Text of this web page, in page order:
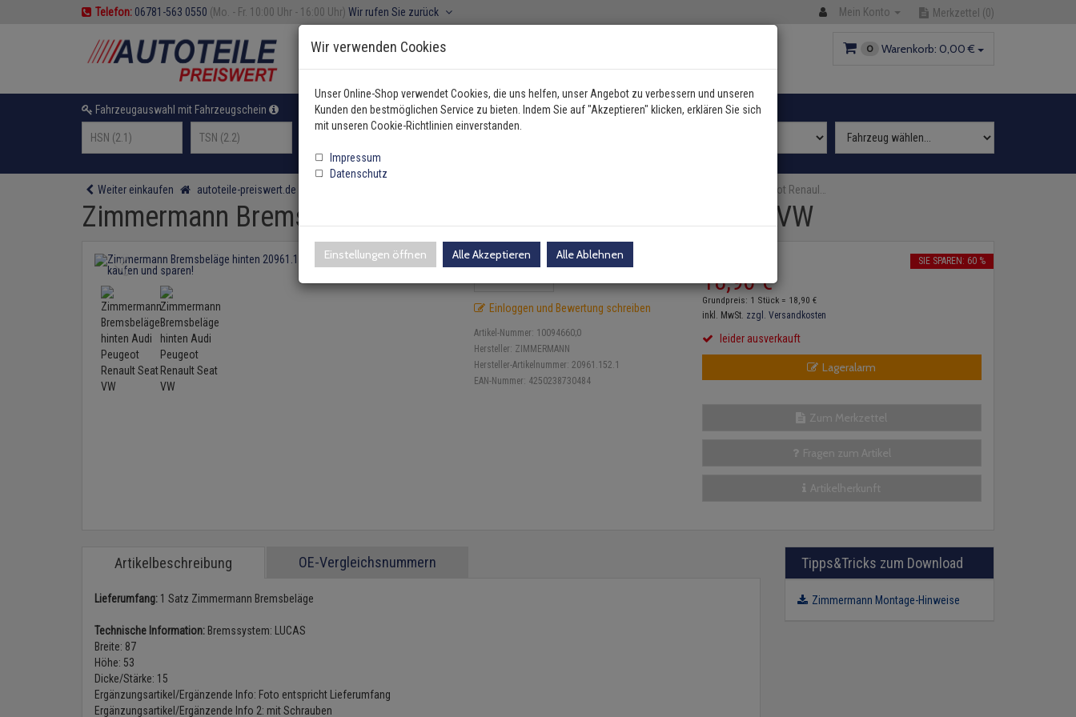
Telefon: 06781-563 0550 (Mo. - Fr. 10:00 Uhr - 16:00 Uhr) Wir rufen Sie zurück Mein Konto Merkzettel (0)
0 Warenkorb: 0,00 €
Fahrzeugauswahl mit Fahrzeugschein oder Fahrzeugtyp manuell wählen
Weiter einkaufen autoteile-preiswert.de Zimmermann Bremsbeläge hinten Audi Peugeot Renaul…
Zimmermann Bremsbeläge hinten Audi Peugeot Renault Seat VW
Einloggen und Bewertung schreiben
Artikel-Nummer: 10094660;0
Hersteller: ZIMMERMANN
Hersteller-Artikelnummer:20961.152.1
EAN-Nummer: 4250238730484
18,90 €
SIE SPAREN: 60 %
Grundpreis: 1 Stück = 18,90 €
inkl. MwSt. zzgl. Versandkosten
leider ausverkauft
Lageralarm
Zum Merkzettel
Fragen zum Artikel
Artikelherkunft
Artikelbeschreibung OE-Vergleichsnummern
Lieferumfang: 1 Satz Zimmermann Bremsbeläge
Technische Information: Bremssystem: LUCAS
Breite: 87
Höhe: 53
Dicke/Stärke: 15
Ergänzungsartikel/Ergänzende Info: Foto entspricht Lieferumfang
Ergänzungsartikel/Ergänzende Info 2: mit Schrauben
Tipps&Tricks zum Download
Zimmermann Montage-Hinweise
Wir verwenden Cookies
Unser Online-Shop verwendet Cookies, die uns helfen, unser Angebot zu verbessern und unseren
Kunden den bestmöglichen Service zu bieten. Indem Sie auf "Akzeptieren" klicken, erklären Sie sich
mit unseren Cookie-Richtlinien einverstanden.
Impressum
Datenschutz
Einstellungen öffnen Alle Akzeptieren Alle Ablehnen